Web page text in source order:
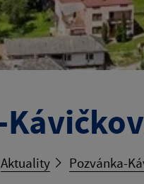
Aktuality Pozvánka-